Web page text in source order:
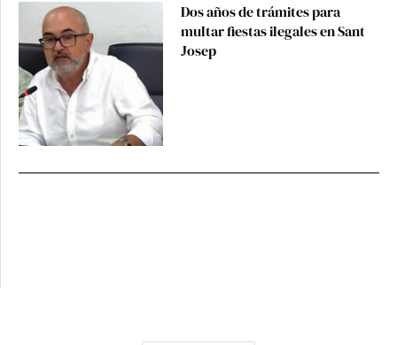
Dos años de trámites para
multar fiestas ilegales en Sant
Josep